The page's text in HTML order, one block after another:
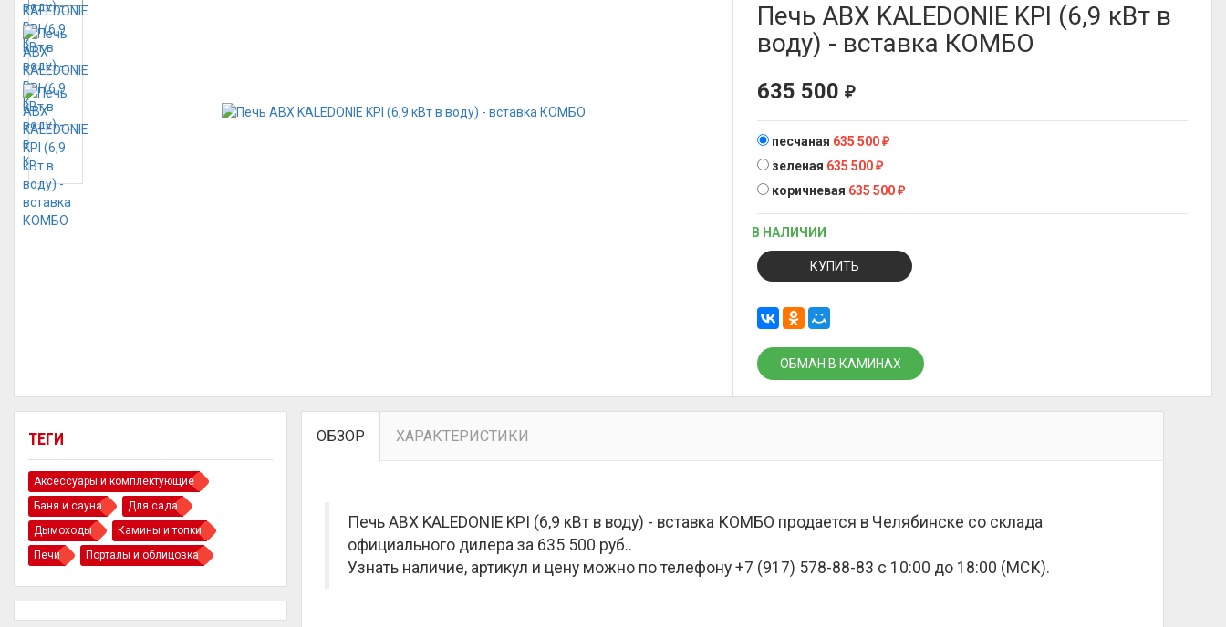
Печь ABX KALEDONIE KPI (6,9 кВт в
воду) - вставка КОМБО
635 500₽
песчаная 635 500₽
зеленая 635 500₽
коричневая 635 500₽
В НАЛИЧИИ
КУПИТЬ
ОБМАН В КАМИНАХ
ТЕГИ
Аксессуары и комплектующие
Баня и сауна
Для сада
Дымоходы
Камины и топки
Печи
Порталы и облицовка
ОБЗОР ХАРАКТЕРИСТИКИ
Печь ABX KALEDONIE KPI (6,9 кВт в воду) - вставка КОМБО продается в Челябинске со склада
официального дилера за 635 500 руб..
Узнать наличие, артикул и цену можно по телефону +7 (917) 578-88-83 с 10:00 до 18:00 (МСК).